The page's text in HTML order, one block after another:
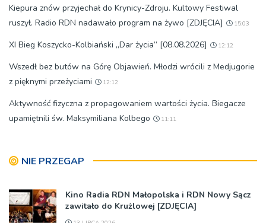
Kiepura znów przyjechał do Krynicy-Zdroju. Kultowy Festiwal
ruszył. Radio RDN nadawało program na żywo [ZDJĘCIA]
15:03
XI Bieg Koszycko-Kolbiański „Dar życia” [08.08.2026] 12:12
Wszedł bez butów na Górę Objawień. Młodzi wrócili z Medjugorie
z pięknymi przeżyciami
12:12
Aktywność fizyczna z propagowaniem wartości życia. Biegacze
upamiętnili św. Maksymiliana Kolbego
11:11
NIE PRZEGAP
Kino Radia RDN Małopolska i RDN Nowy Sącz
zawitało do Krużlowej [ZDJĘCIA]